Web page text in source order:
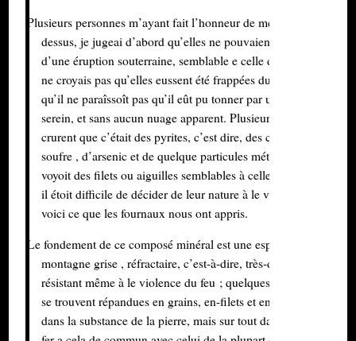
Plusieurs personnes m’ayant fait l’honneur de me consulter là-
dessus, je jugeai d’abord qu’elles ne pouvaient provenir que
d’une éruption souterraine, semblable e celle d’un volcan ; je
ne croyais pas qu’elles eussent été frappées du tonnerre, parce
qu’il ne paraîssoît pas qu’il eût pu tonner par un temps aussi
serein, et sans aucun nuage apparent. Plusieurs personnes
crurent que c’était des pyrites, c’est dire, des composés de
soufre , d’arsenic et de quelque particules métalliques ; on y
voyoit des filets ou aiguilles semblables à celles de l’antimoine
il étoit difficile de décider de leur nature à le vue simple ; mais
voici ce que les fournaux nous ont appris.
Le fondement de ce composé minéral est une espèce de pierre de
montagne grise , réfractaire, c’est-à-dire, très-dure l a fusion, et
résistant même à le violence du feu ; quelques particules de fer
se trouvent répandues en grains, en-filets et en petites masses
dans la substance de la pierre, mais sur tout dans ses fentes ; ce